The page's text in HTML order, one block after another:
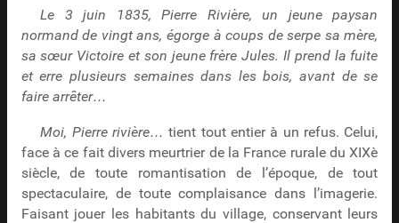
Le 3 juin 1835, Pierre Rivière, un jeune paysan
normand de vingt ans, égorge à coups de serpe sa mère,
sa sœur Victoire et son jeune frère Jules. Il prend la fuite
et erre plusieurs semaines dans les bois, avant de se
faire arrêter…
Moi, Pierre rivière… tient tout entier à un refus. Celui,
face à ce fait divers meurtrier de la France rurale du XIXè
siècle, de toute romantisation de l’époque, de tout
spectaculaire, de toute complaisance dans l’imagerie.
Faisant jouer les habitants du village, conservant leurs